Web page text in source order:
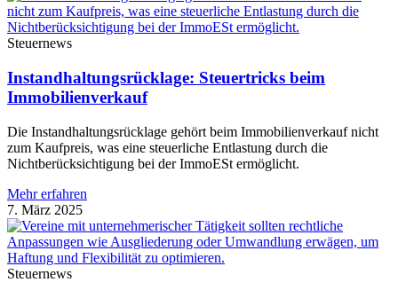
Steuernews
Instandhaltungsrücklage: Steuertricks beim
Immobilienverkauf
Die Instandhaltungsrücklage gehört beim Immobilienverkauf nicht
zum Kaufpreis, was eine steuerliche Entlastung durch die
Nichtberücksichtigung bei der ImmoESt ermöglicht.
Mehr erfahren
7. März 2025
Steuernews